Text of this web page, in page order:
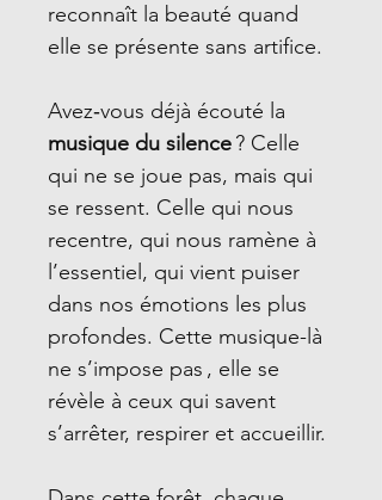
reconnaît la beauté quand
elle se présente sans artifice.
Avez‑vous déjà écouté la
musique du silence? Celle
qui ne se joue pas, mais qui
se ressent. Celle qui nous
recentre, qui nous ramène à
l’essentiel, qui vient puiser
dans nos émotions les plus
profondes. Cette musique-là
ne s’impose pas , elle se
révèle à ceux qui savent
s’arrêter, respirer et accueillir.